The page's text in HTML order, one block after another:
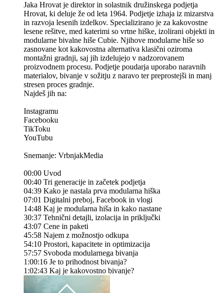
Jaka Hrovat je direktor in solastnik družinskega podjetja
Hrovat, ki deluje že od leta 1964. Podjetje izhaja iz mizarstva
in razvoja lesenih izdelkov. Specializirano je za kakovostne
lesene rešitve, med katerimi so vrtne hiške, izolirani objekti in
modularne bivalne hiše Cubie. Njihove modularne hiše so
zasnovane kot kakovostna alternativa klasični oziroma
montažni gradnji, saj jih izdelujejo v nadzorovanem
proizvodnem procesu. Podjetje poudarja uporabo naravnih
materialov, bivanje v sožitju z naravo ter preprostejši in manj
stresen proces gradnje.
Najdeš jih na:
Instagramu
Facebooku
TikToku
YouTubu
Snemanje: VrbnjakMedia
00:00 Uvod
00:40 Tri generacije in začetek podjetja
04:39 Kako je nastala prva modularna hiška
07:01 Digitalni preboj, Facebook in vlogi
14:48 Kaj je modularna hiša in kako nastane
30:37 Tehnični detajli, izolacija in priključki
43:07 Cene in paketi
45:58 Najem z možnostjo odkupa
54:10 Prostori, kapacitete in optimizacija
57:57 Svoboda modularnega bivanja
1:00:16 Je to prihodnost bivanja?
1:02:43 Kaj je kakovostno bivanje?